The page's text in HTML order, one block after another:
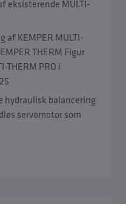
eksisterende MULTI-
KEMPER MULTI-
THERM Figur
THERM PRO i
hydraulisk balancering
servomotor som